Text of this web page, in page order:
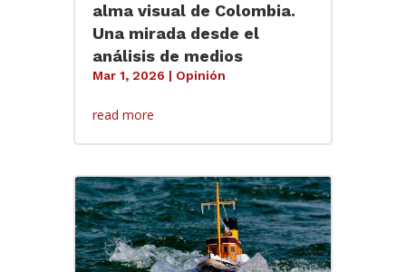
alma visual de Colombia.
Una mirada desde el
análisis de medios
Mar 1, 2026 | Opinión
read more